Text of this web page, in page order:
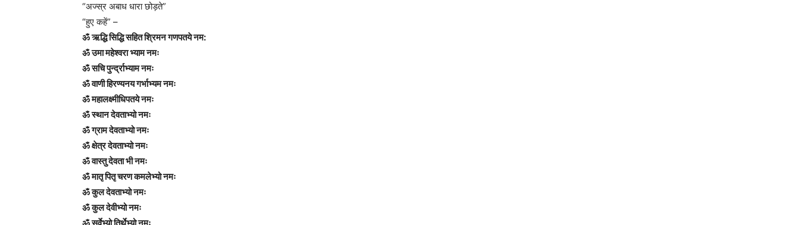
“अज्स्र अबाध धारा छोड़ते”
“हुए कहें” –
ॐ ऋद्धि सिद्धि सहित श्रिमन गणपतये नम:
ॐ उमा महेश्वरा भ्याम नमः
ॐ सचि पुर्न्द्राभ्याम नमः
ॐ वाणी हिरण्यनय गर्भाभ्यम नमः
ॐ महालक्ष्मीधिपतये नमः
ॐ स्थान देवताभ्यो नमः
ॐ ग्राम देवताभ्यो नमः
ॐ क्षेत्र देवताभ्यो नमः
ॐ वास्तु देवता भी नमः
ॐ मातृ पितृ चरण कमलेभ्यो नमः
ॐ कुल देवताभ्यो नमः
ॐ कुल देवीभ्यो नमः